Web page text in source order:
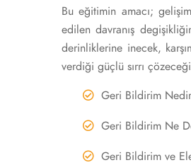
Bu eğitimin amacı;
edilen davranış
derinliklerine inecek,
verdiği güçlü sırrı
Geri Bildirim
Geri Bildirim Ne
Geri Bildirim ve